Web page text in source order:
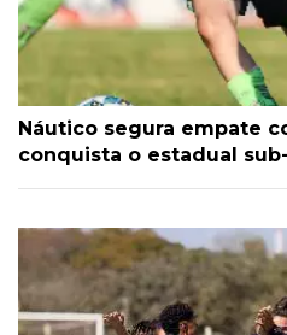
Náutico segura empate
conquista o estadual